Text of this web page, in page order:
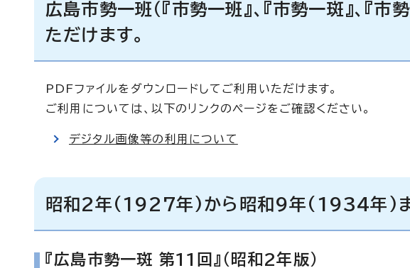
広島市勢一班（『市勢一班』、『市勢一斑』、『市
ただけます。
PDFファイルをダウンロードしてご利用いただけます。
ご利用については、以下のリンクのページをご確認ください。
デジタル画像等の利用について
昭和2年(1927年)から昭和9年(1934年)
『広島市勢一斑 第11回』（昭和2年版）